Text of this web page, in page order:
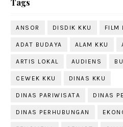
Tags
ANSOR DISDIK KKU FILM
ADAT BUDAYA ALAM KKU
ARTIS LOKAL AUDIENS
CEWEK KKU DINAS KKU
DINAS PARIWISATA DINAS
DINAS PERHUBUNGAN